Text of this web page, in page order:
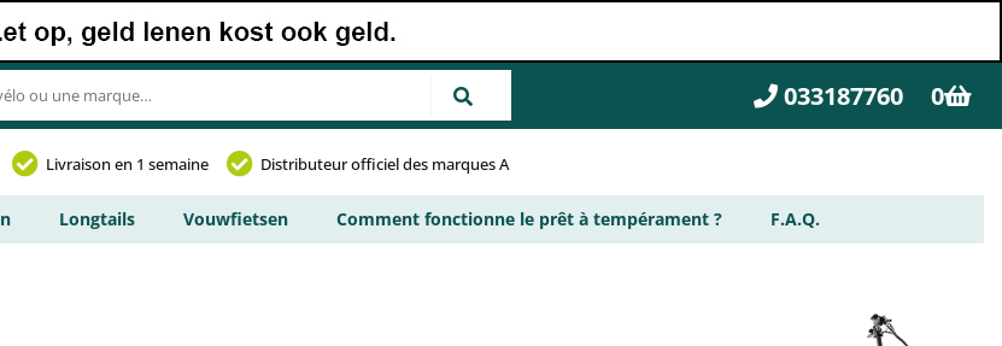
033187760 0
Livraison en 1 semaine Distributeur officiel des marques A
Longtails Vouwfietsen Comment fonctionne le prêt à tempérament ? F.A.Q.